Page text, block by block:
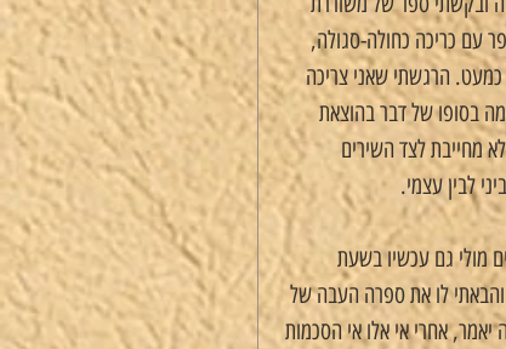
עם כריכה כחולה-סגולה,
כמעט. הרגשתי שאני צריכה
בסופו של דבר בהוצאת
מחייבת לצד השירים
לבין עצמי.
מולי גם עכשיו בשעת
והבאתי לו את ספרה העבה של
אחרי אי אלו אי הסכמות